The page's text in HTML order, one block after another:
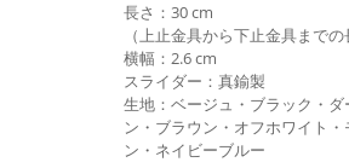
長さ：30 cm
（上止金具から下止金具までの
横幅：2.6 cm
スライダー：真鍮製
生地：ベージュ・ブラック・ダ
ン・ブラウン・オフホワイト・
ン・ネイビーブルー